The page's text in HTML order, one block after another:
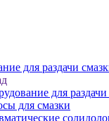
для раздачи
для раздачи
для смазки